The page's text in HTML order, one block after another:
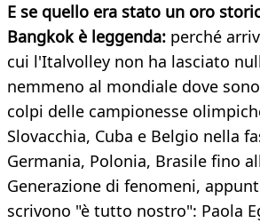
E se quello era stato un oro
Bangkok è leggenda: perché
cui l'Italvolley non ha lasciato
nemmeno al mondiale dove
colpi delle campionesse
Slovacchia, Cuba e Belgio nella
Germania, Polonia, Brasile fino
Generazione di fenomeni,
scrivono "è tutto nostro": Paola